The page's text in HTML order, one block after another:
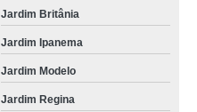
Jardim Britânia
Jardim Ipanema
Jardim Modelo
Jardim Regina